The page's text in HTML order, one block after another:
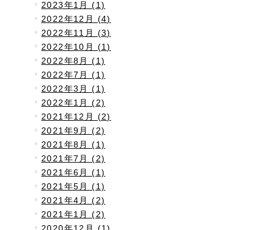
2023年1月 (1)
2022年12月 (4)
2022年11月 (3)
2022年10月 (1)
2022年8月 (1)
2022年7月 (1)
2022年3月 (1)
2022年1月 (2)
2021年12月 (2)
2021年9月 (2)
2021年8月 (1)
2021年7月 (2)
2021年6月 (1)
2021年5月 (1)
2021年4月 (2)
2021年1月 (2)